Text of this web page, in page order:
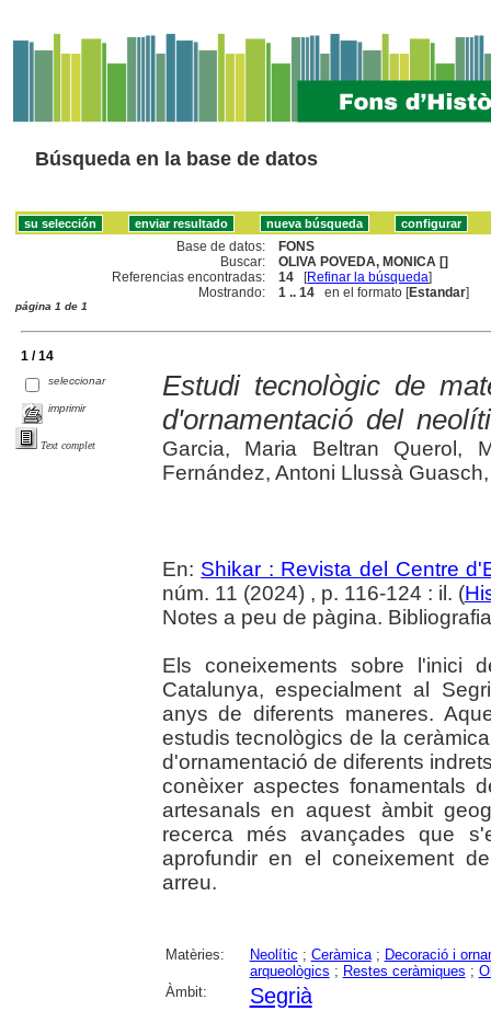
Búsqueda en la base de datos
Base de datos:
FONS
Buscar:
OLIVA POVEDA, MONICA []
Referencias encontradas:
14 [Refinar la búsqueda]
Mostrando:
1 .. 14 en el formato [Estandar]
página 1 de 1
1 / 14
seleccionar
imprimir
Text complet
Estudi tecnològic de
d'ornamentació del
Garcia, Maria Beltran Querol,
Fernández, Antoni Llussà
En: Shikar : Revista del Centre
núm. 11 (2024) , p. 116-124 : il. (
Notes a peu de pàgina.
Els coneixements sobre l'inici
Catalunya, especialment al
anys de diferents maneres.
estudis tecnològics de la
d'ornamentació de diferents
conèixer aspectes fonamentals
artesanals en aquest àmbit
recerca més avançades que
aprofundir en el coneixement
arreu.
Matèries: Neolític ; Ceràmica; Decoració i
arqueològics ; Restes ceràmiques ;
Àmbit:
Segrià